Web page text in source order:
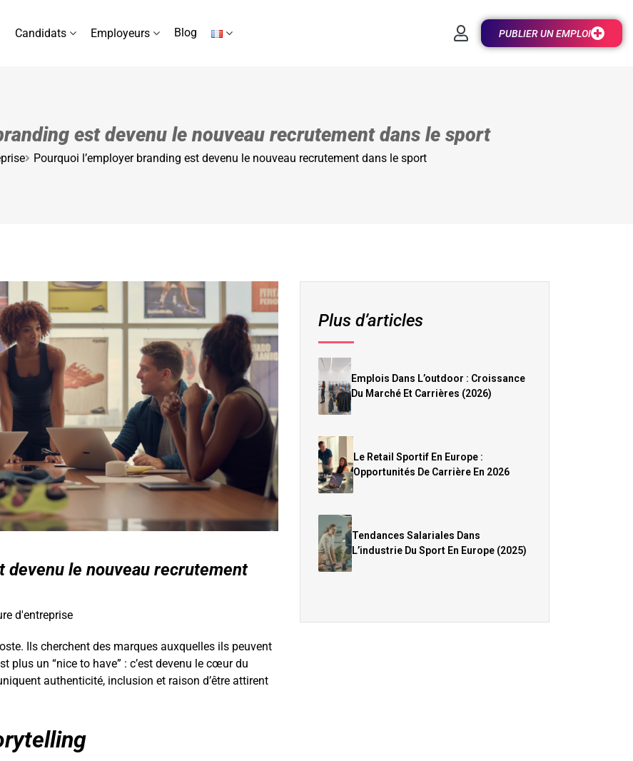
Candidats Employeurs Blog PUBLIER UN EMPLOI
est devenu le nouveau recrutement dans le sport
Pourquoi l’employer branding est devenu le nouveau recrutement dans le sport
devenu le nouveau recrutement
d'entreprise
Ils cherchent des marques auxquelles ils peuvent
plus un “nice to have” : c’est devenu le cœur du
authenticité, inclusion et raison d’être attirent
Plus d’articles
Emplois Dans L’outdoor : Croissance
Du Marché Et Carrières (2026)
Le Retail Sportif En Europe :
Opportunités De Carrière En 2026
Tendances Salariales Dans
L’industrie Du Sport En Europe (2025)